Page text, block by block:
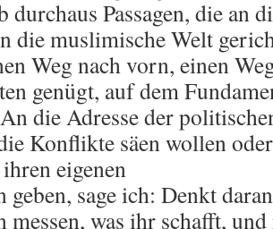
durchaus Passagen, die an
die muslimische Welt
Weg nach vorn, einen
genügt, auf dem
die Adresse der
Konflikte säen wollen
eigenen
geben, sage ich: Denkt
messen, was ihr schafft,